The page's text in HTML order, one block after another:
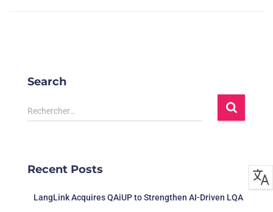
Search
Rechercher…
Recent Posts
LangLink Acquires QAiUP to Strengthen AI-Driven LQA